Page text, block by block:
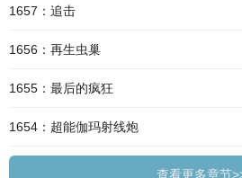
1657：追击
1656：再生虫巢
1655：最后的疯狂
1654：超能伽玛射线炮
查看更多章节